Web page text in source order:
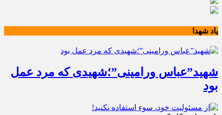
یاد شهدا
شهید”عباس ورامینی”؛شهیدی که مرد عمل
بود